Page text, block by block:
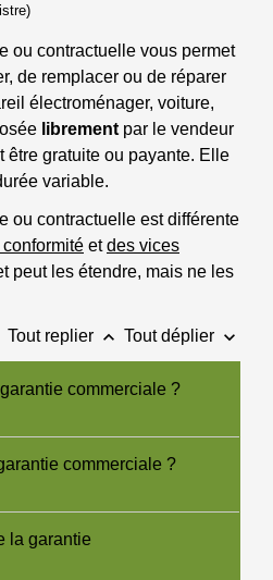
ou contractuelle vous permet
de remplacer ou de réparer
électroménager, voiture,
librement par le vendeur
être gratuite ou payante. Elle
variable.
ou contractuelle est différente
conformité etdes vices
peut les étendre, mais ne les
Tout replier keyboard_arrow_up Tout déplier keyboard_arrow_down
commerciale ?
commerciale ?
la garantie